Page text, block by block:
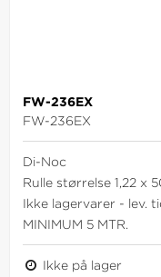
FW-236EX
FW-236EX
Di-Noc
Rulle størrelse 1,22 x
Ikke lagervarer - lev.
MINIMUM 5 MTR.
Ikke på lager